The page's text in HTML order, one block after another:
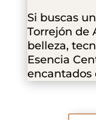
Si buscas
Torrejón de
belleza,
Esencia
encantados